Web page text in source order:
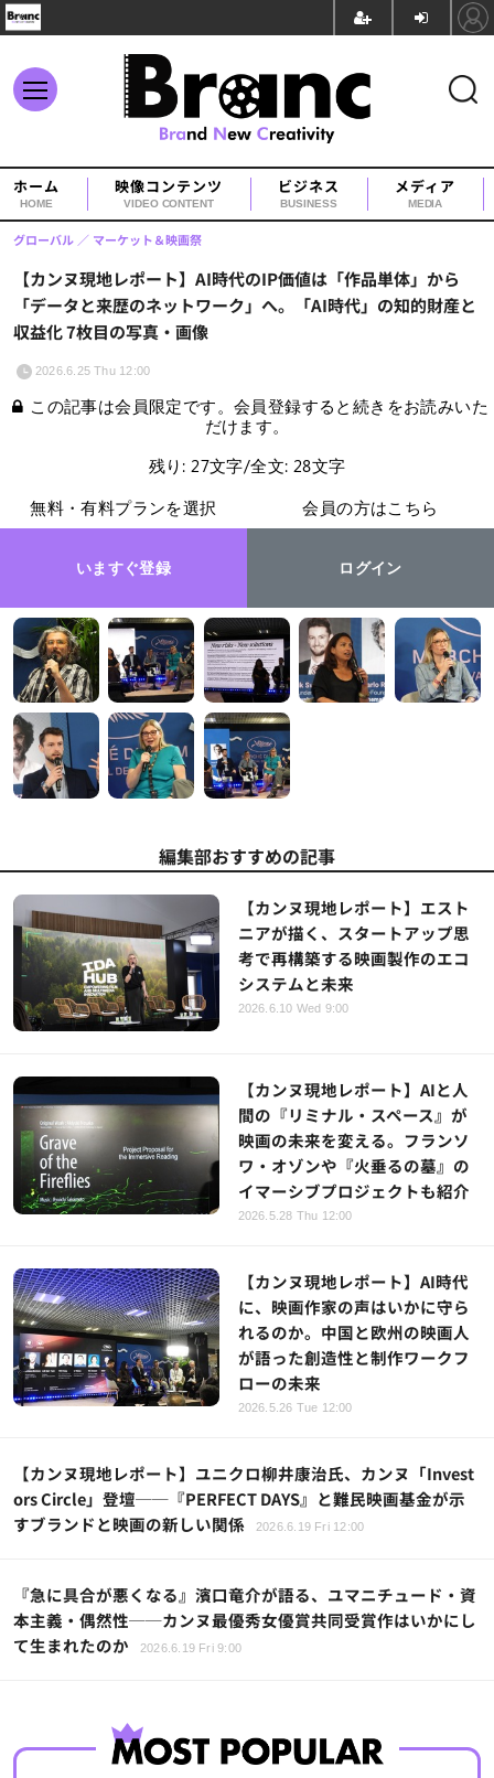
ホーム
HOME
映像コンテンツ
VIDEO CONTENT
ビジネス
BUSINESS
メディア
MEDIA
【カンヌ現地レポート】AI時代のIP価値は「作品単体」から
「データと来歴のネットワーク」へ。「AI時代」の知的財産と
収益化 7枚目の写真・画像
グローバル マーケット＆映画祭
2026.6.25 Thu 12:00
この記事は会員限定です。会員登録すると続きをお読みいた
だけます。
残り: 27文字/全文: 28文字
無料・有料プランを選択
いますぐ登録
会員の方はこちら
ログイン
編集部おすすめの記事
【カンヌ現地レポート】エスト
ニアが描く、スタートアップ思
考で再構築する映画製作のエコ
システムと未来
2026.6.10 Wed 9:00
【カンヌ現地レポート】AIと人
間の『リミナル・スペース』が
映画の未来を変える。フランソ
ワ・オゾンや『火垂るの墓』の
イマーシブプロジェクトも紹介
2026.5.28 Thu 12:00
【カンヌ現地レポート】AI時代
に、映画作家の声はいかに守ら
れるのか。中国と欧州の映画人
が語った創造性と制作ワークフ
ローの未来
2026.5.26 Tue 12:00
【カンヌ現地レポート】ユニクロ柳井康治氏、カンヌ「Invest
ors Circle」登壇──『PERFECT DAYS』と難民映画基金が示
すブランドと映画の新しい関係
2026.6.19 Fri 12:00
『急に具合が悪くなる』濱口竜介が語る、ユマニチュード・資
本主義・偶然性──カンヌ最優秀女優賞共同受賞作はいかにし
て生まれたのか
2026.6.19 Fri 9:00